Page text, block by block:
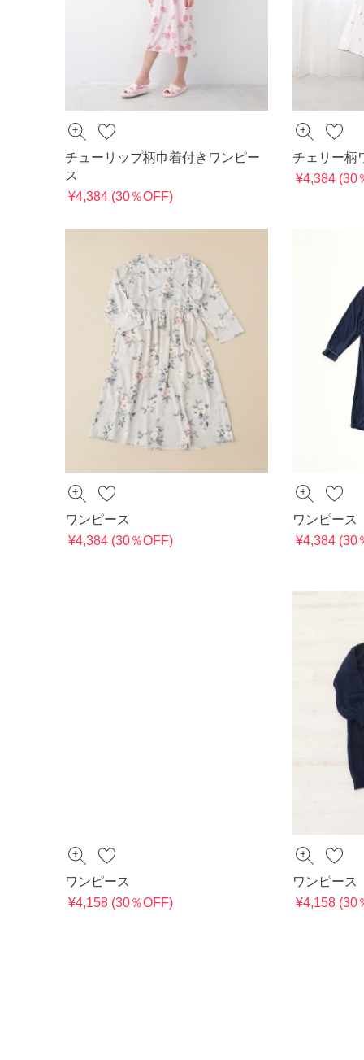
チューリップ柄巾着付きワンピー
ス
¥4,384 (30％OFF)
チェリー柄
¥4,384 (30
ワンピース
¥4,384 (30％OFF)
ワンピース
¥4,384 (30
ワンピース
¥4,158 (30％OFF)
ワンピース
¥4,158 (30